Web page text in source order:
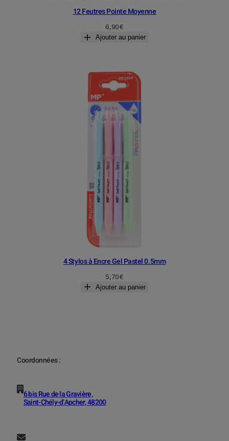
12 Feutres Pointe Moyenne
6,90€
Ajouter au panier
4 Stylos à Encre Gel Pastel 0.5mm
5,70€
Ajouter au panier
Coordonnées :
6 bis Rue de la Gravière,
Saint-Chély-d’Apcher, 48200